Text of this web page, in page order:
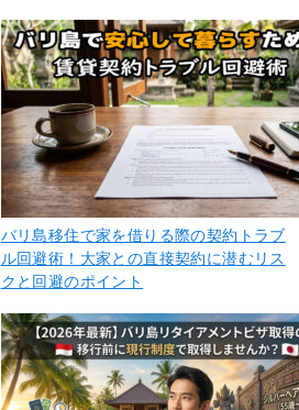
バリ島移住で家を借りる際の契約トラブ
ル回避術！大家との直接契約に潜むリス
クと回避のポイント